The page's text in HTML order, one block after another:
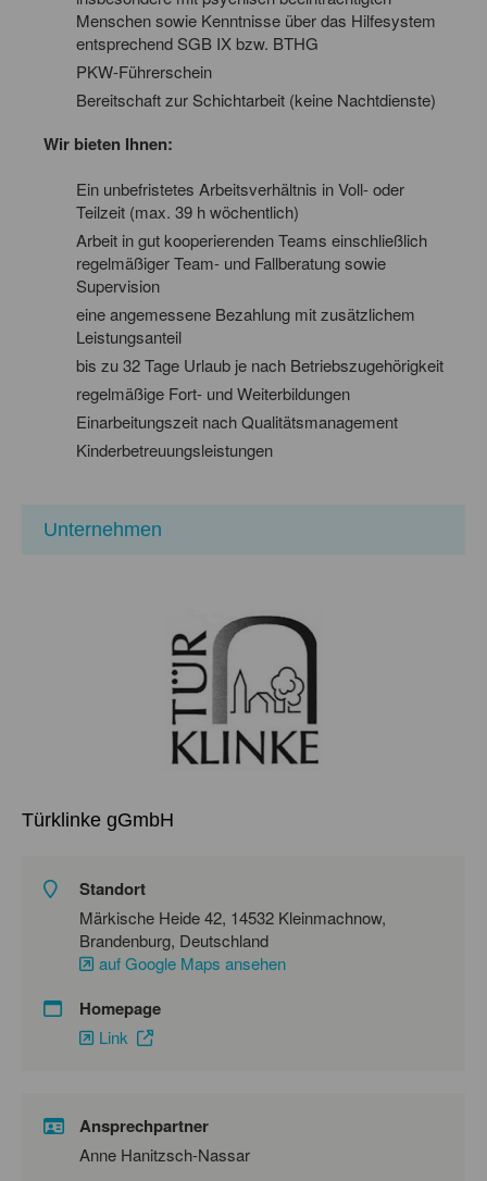
Menschen sowie Kenntnisse über das Hilfesystem
entsprechend SGB IX bzw. BTHG
PKW-Führerschein
Bereitschaft zur Schichtarbeit (keine Nachtdienste)
Wir bieten Ihnen:
Ein unbefristetes Arbeitsverhältnis in Voll- oder
Teilzeit (max. 39 h wöchentlich)
Arbeit in gut kooperierenden Teams einschließlich
regelmäßiger Team- und Fallberatung sowie
Supervision
eine angemessene Bezahlung mit zusätzlichem
Leistungsanteil
bis zu 32 Tage Urlaub je nach Betriebszugehörigkeit
regelmäßige Fort- und Weiterbildungen
Einarbeitungszeit nach Qualitätsmanagement
Kinderbetreuungsleistungen
Unternehmen
Türklinke gGmbH
Standort
Märkische Heide 42, 14532 Kleinmachnow,
Brandenburg, Deutschland
auf Google Maps ansehen
Homepage
Link
Ansprechpartner
Anne Hanitzsch-Nassar